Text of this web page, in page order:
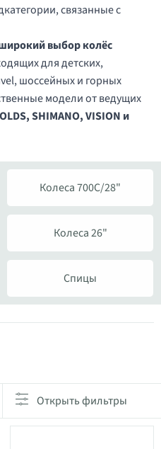
связанные с
выбор колёс
для детских,
шоссейных и горных
модели от ведущих
SHIMANO, VISION и
Колеса 700C/28"
Колеса 26"
Спицы
Открыть фильтры